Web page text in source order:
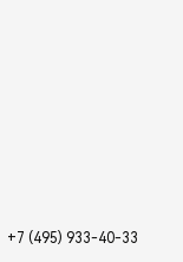
+7 (495) 933-40-33